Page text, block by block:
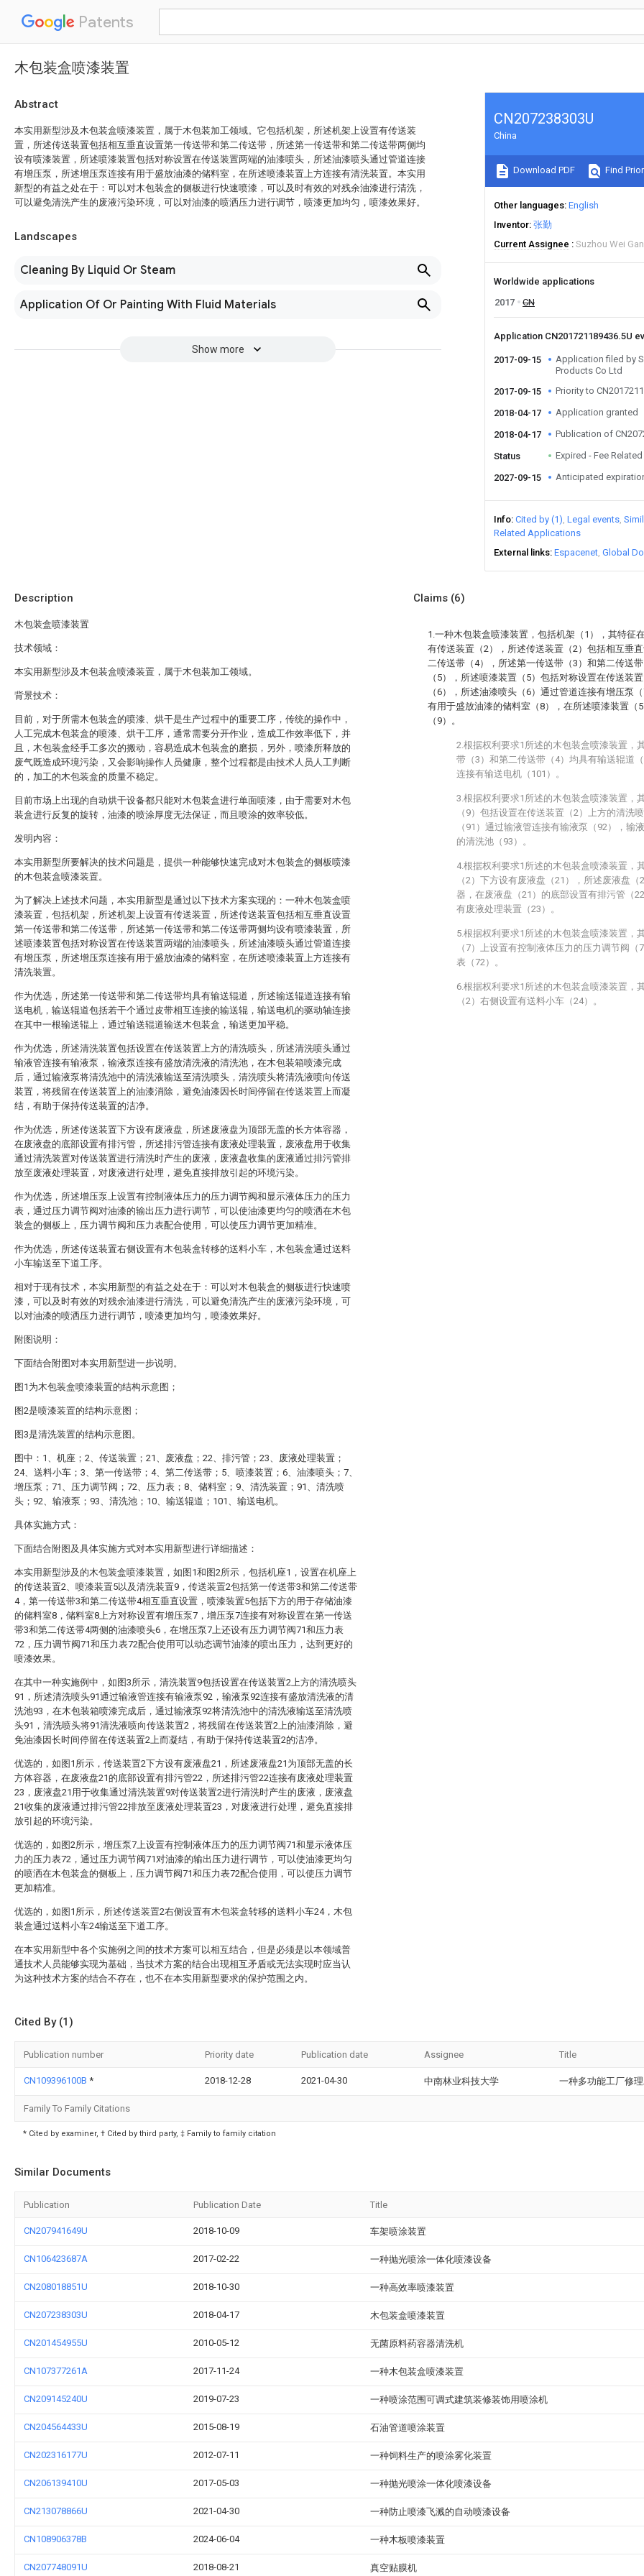
Patents
木包装盒喷漆装置
Abstract
本实用新型涉及木包装盒喷漆装置，属于木包装加工领域。它包括机架，所述机架上设置有传送装
置，所述传送装置包括相互垂直设置第一传送带和第二传送带，所述第一传送带和第二传送带两侧均
设有喷漆装置，所述喷漆装置包括对称设置在传送装置两端的油漆喷头，所述油漆喷头通过管道连接
有增压泵，所述增压泵连接有用于盛放油漆的储料室，在所述喷漆装置上方连接有清洗装置。本实用
新型的有益之处在于：可以对木包装盒的侧板进行快速喷漆，可以及时有效的对残余油漆进行清洗，
可以避免清洗产生的废液污染环境，可以对油漆的喷洒压力进行调节，喷漆更加均匀，喷漆效果好。
Landscapes
Cleaning By Liquid Or Steam
Application Of Or Painting With Fluid Materials
Show more
CN207238303U
China
Download PDF Find
Other languages English
Inventor 张勤
Current Assignee
Suzhou Wei
Worldwide applications
2017
CN
Application CN201721189436.5U
2017-09-15
Application filed by
Products Co Ltd
2017-09-15
Priority to
2018-04-17 Application granted
2018-04-17 Publication of
Status Expired - Fee Related
2027-09-15 Anticipated
Info Cited by (1) Legal events
Related Applications
External links Espacenet Global
Description
木包装盒喷漆装置
技术领域：
本实用新型涉及木包装盒喷漆装置，属于木包装加工领域。
背景技术：
目前，对于所需木包装盒的喷漆、烘干是生产过程中的重要工序，传统的操作中，
人工完成木包装盒的喷漆、烘干工序，通常需要分开作业，造成工作效率低下，并
且，木包装盒经手工多次的搬动，容易造成木包装盒的磨损，另外，喷漆所释放的
废气既造成环境污染，又会影响操作人员健康，整个过程都是由技术人员人工判断
的，加工的木包装盒的质量不稳定。
目前市场上出现的自动烘干设备都只能对木包装盒进行单面喷漆，由于需要对木包
装盒进行反复的旋转，油漆的喷涂厚度无法保证，而且喷涂的效率较低。
发明内容：
本实用新型所要解决的技术问题是，提供一种能够快速完成对木包装盒的侧板喷漆
的木包装盒喷漆装置。
为了解决上述技术问题，本实用新型是通过以下技术方案实现的：一种木包装盒喷
漆装置，包括机架，所述机架上设置有传送装置，所述传送装置包括相互垂直设置
第一传送带和第二传送带，所述第一传送带和第二传送带两侧均设有喷漆装置，所
述喷漆装置包括对称设置在传送装置两端的油漆喷头，所述油漆喷头通过管道连接
有增压泵，所述增压泵连接有用于盛放油漆的储料室，在所述喷漆装置上方连接有
清洗装置。
作为优选，所述第一传送带和第二传送带均具有输送辊道，所述输送辊道连接有输
送电机，输送辊道包括若干个通过皮带相互连接的输送辊，输送电机的驱动轴连接
在其中一根输送辊上，通过输送辊道输送木包装盒，输送更加平稳。
作为优选，所述清洗装置包括设置在传送装置上方的清洗喷头，所述清洗喷头通过
输液管连接有输液泵，输液泵连接有盛放清洗液的清洗池，在木包装箱喷漆完成
后，通过输液泵将清洗池中的清洗液输送至清洗喷头，清洗喷头将清洗液喷向传送
装置，将残留在传送装置上的油漆消除，避免油漆因长时间停留在传送装置上而凝
结，有助于保持传送装置的洁净。
作为优选，所述传送装置下方设有废液盘，所述废液盘为顶部无盖的长方体容器，
在废液盘的底部设置有排污管，所述排污管连接有废液处理装置，废液盘用于收集
通过清洗装置对传送装置进行清洗时产生的废液，废液盘收集的废液通过排污管排
放至废液处理装置，对废液进行处理，避免直接排放引起的环境污染。
作为优选，所述增压泵上设置有控制液体压力的压力调节阀和显示液体压力的压力
表，通过压力调节阀对油漆的输出压力进行调节，可以使油漆更均匀的喷洒在木包
装盒的侧板上，压力调节阀和压力表配合使用，可以使压力调节更加精准。
作为优选，所述传送装置右侧设置有木包装盒转移的送料小车，木包装盒通过送料
小车输送至下道工序。
相对于现有技术，本实用新型的有益之处在于：可以对木包装盒的侧板进行快速喷
漆，可以及时有效的对残余油漆进行清洗，可以避免清洗产生的废液污染环境，可
以对油漆的喷洒压力进行调节，喷漆更加均匀，喷漆效果好。
附图说明：
下面结合附图对本实用新型进一步说明。
图1为木包装盒喷漆装置的结构示意图；
图2是喷漆装置的结构示意图；
图3是清洗装置的结构示意图。
图中：1、机座；2、传送装置；21、废液盘；22、排污管；23、废液处理装置；
24、送料小车；3、第一传送带；4、第二传送带；5、喷漆装置；6、油漆喷头；7、
增压泵；71、压力调节阀；72、压力表；8、储料室；9、清洗装置；91、清洗喷
头；92、输液泵；93、清洗池；10、输送辊道；101、输送电机。
具体实施方式：
下面结合附图及具体实施方式对本实用新型进行详细描述：
本实用新型涉及的木包装盒喷漆装置，如图1和图2所示，包括机座1，设置在机座上
的传送装置2、喷漆装置5以及清洗装置9，传送装置2包括第一传送带3和第二传送带
4，第一传送带3和第二传送带4相互垂直设置，喷漆装置5包括下方的用于存储油漆
的储料室8，储料室8上方对称设置有增压泵7，增压泵7连接有对称设置在第一传送
带3和第二传送带4两侧的油漆喷头6，在增压泵7上还设有压力调节阀71和压力表
72，压力调节阀71和压力表72配合使用可以动态调节油漆的喷出压力，达到更好的
喷漆效果。
在其中一种实施例中，如图3所示，清洗装置9包括设置在传送装置2上方的清洗喷头
91，所述清洗喷头91通过输液管连接有输液泵92，输液泵92连接有盛放清洗液的清
洗池93，在木包装箱喷漆完成后，通过输液泵92将清洗池中的清洗液输送至清洗喷
头91，清洗喷头将91清洗液喷向传送装置2，将残留在传送装置2上的油漆消除，避
免油漆因长时间停留在传送装置2上而凝结，有助于保持传送装置2的洁净。
优选的，如图1所示，传送装置2下方设有废液盘21，所述废液盘21为顶部无盖的长
方体容器，在废液盘21的底部设置有排污管22，所述排污管22连接有废液处理装置
23，废液盘21用于收集通过清洗装置9对传送装置2进行清洗时产生的废液，废液盘
21收集的废液通过排污管22排放至废液处理装置23，对废液进行处理，避免直接排
放引起的环境污染。
优选的，如图2所示，增压泵7上设置有控制液体压力的压力调节阀71和显示液体压
力的压力表72，通过压力调节阀71对油漆的输出压力进行调节，可以使油漆更均匀
的喷洒在木包装盒的侧板上，压力调节阀71和压力表72配合使用，可以使压力调节
更加精准。
优选的，如图1所示，所述传送装置2右侧设置有木包装盒转移的送料小车24，木包
装盒通过送料小车24输送至下道工序。
在本实用新型中各个实施例之间的技术方案可以相互结合，但是必须是以本领域普
通技术人员能够实现为基础，当技术方案的结合出现相互矛盾或无法实现时应当认
为这种技术方案的结合不存在，也不在本实用新型要求的保护范围之内。
Claims (6)
1.一种木包装盒喷漆装置，包括机架（1），其特征
有传送装置（2），所述传送装置（2）包括相互垂
二传送带（4），所述第一传送带（3）和第二传送
（5），所述喷漆装置（5）包括对称设置在传送装
（6），所述油漆喷头（6）通过管道连接有增压泵
有用于盛放油漆的储料室（8），在所述喷漆装置（
（9）。
2.根据权利要求1所述的木包装盒喷漆装置，
带（3）和第二传送带（4）均具有输送辊道
连接有输送电机（101）。
3.根据权利要求1所述的木包装盒喷漆装置，
（9）包括设置在传送装置（2）上方的清洗
（91）通过输液管连接有输液泵（92），输
的清洗池（93）。
4.根据权利要求1所述的木包装盒喷漆装置，
（2）下方设有废液盘（21），所述废液盘
器，在废液盘（21）的底部设置有排污管（
有废液处理装置（23）。
5.根据权利要求1所述的木包装盒喷漆装置，
（7）上设置有控制液体压力的压力调节阀
表（72）。
6.根据权利要求1所述的木包装盒喷漆装置，
（2）右侧设置有送料小车（24）。
Cited By (1)
Publication number Priority date Publication date Assignee Title
CN109396100B * 2018-12-28 2021-04-30 中南林业科技大学 一种多功能工厂修
Family To Family Citations
* Cited by examiner, † Cited by third party, ‡ Family to family citation
Similar Documents
Publication Publication Date Title
CN207941649U 2018-10-09 车架喷涂装置
CN106423687A 2017-02-22 一种抛光喷涂一体化喷漆设备
CN208018851U 2018-10-30 一种高效率喷漆装置
CN207238303U 2018-04-17 木包装盒喷漆装置
CN201454955U 2010-05-12 无菌原料药容器清洗机
CN107377261A 2017-11-24 一种木包装盒喷漆装置
CN209145240U 2019-07-23 一种喷涂范围可调式建筑装修装饰用喷涂机
CN204564433U 2015-08-19 石油管道喷涂装置
CN202316177U 2012-07-11 一种饲料生产的喷涂雾化装置
CN206139410U 2017-05-03 一种抛光喷涂一体化喷漆设备
CN213078866U 2021-04-30 一种防止喷漆飞溅的自动喷漆设备
CN108906378B 2024-06-04 一种木板喷漆装置
CN207748091U 2018-08-21 真空贴膜机